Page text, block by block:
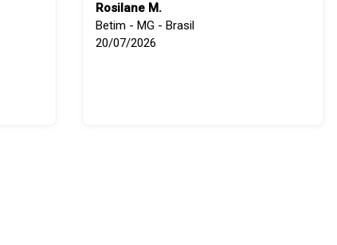
Rosilane M.
Betim - MG - Brasil
20/07/2026